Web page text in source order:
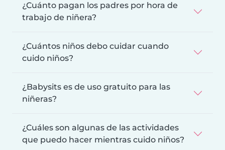
¿Cuánto pagan los padres por hora de
trabajo de niñera?
¿Cuántos niños debo cuidar cuando
cuido niños?
¿Babysits es de uso gratuito para las
niñeras?
¿Cuáles son algunas de las actividades
que puedo hacer mientras cuido niños?